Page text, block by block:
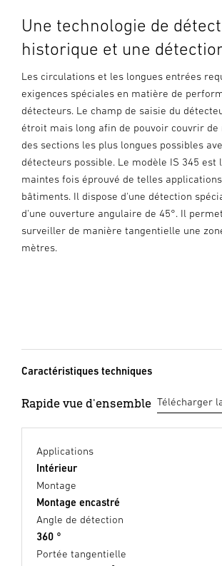
Une technologie de
historique et une
Les circulations et les longues entrées
exigences spéciales en matière de
détecteurs. Le champ de saisie du
étroit mais long afin de pouvoir couvrir de
des sections les plus longues possibles
détecteurs possible. Le modèle IS 345 est
maintes fois éprouvé de telles
bâtiments. Il dispose d'une détection
d'une ouverture angulaire de 45°. Il
surveiller de manière tangentielle une
mètres.
Caractéristiques techniques
Rapide vue d'ensemble Télécharger
Applications
Intérieur
Montage
Montage encastré
Angle de détection
360 °
Portée tangentielle